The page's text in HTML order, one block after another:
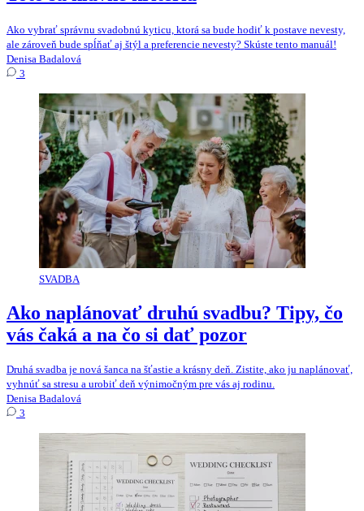
Ako vybrať správnu svadobnú kyticu, ktorá sa bude hodiť k postave nevesty,
ale zároveň bude spĺňať aj štýl a preferencie nevesty? Skúste tento manuál!
Denisa Badalová
3
SVADBA
Ako naplánovať druhú svadbu? Tipy, čo
vás čaká a na čo si dať pozor
Druhá svadba je nová šanca na šťastie a krásny deň. Zistite, ako ju naplánovať,
vyhnúť sa stresu a urobiť deň výnimočným pre vás aj rodinu.
Denisa Badalová
3